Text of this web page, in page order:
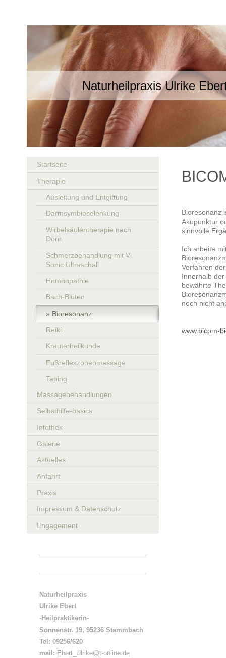
Naturheilpraxis Ulrike
Bioresonanz
Akupunktur
sinnvolle
Ich arbeite
Verfahren
Innerhalb
bewährte
noch nicht
www.bicom-
Startseite
Therapie
Ausleitung und Entgiftung
Darmsymbioselenkung
Wirbelsäulentherapie nach
Dorn
Schmerzbehandlung mit V-
Sonic Ultraschall
Homöopathie
Bach-Blüten
Bioresonanz
Reiki
Kräuterheilkunde
Fußreflexzonenmassage
Taping
Massagebehandlungen
Selbsthilfe-basics
Infothek
Galerie
Aktuelles
Anfahrt
Praxis
Impressum & Datenschutz
Engagement
Naturheilpraxis
Ulrike Ebert
-Heilpraktikerin-
Sonnenstr. 19, 95236 Stammbach
Tel: 09256/620
mail: Ebert_Ulrike@t-online.de